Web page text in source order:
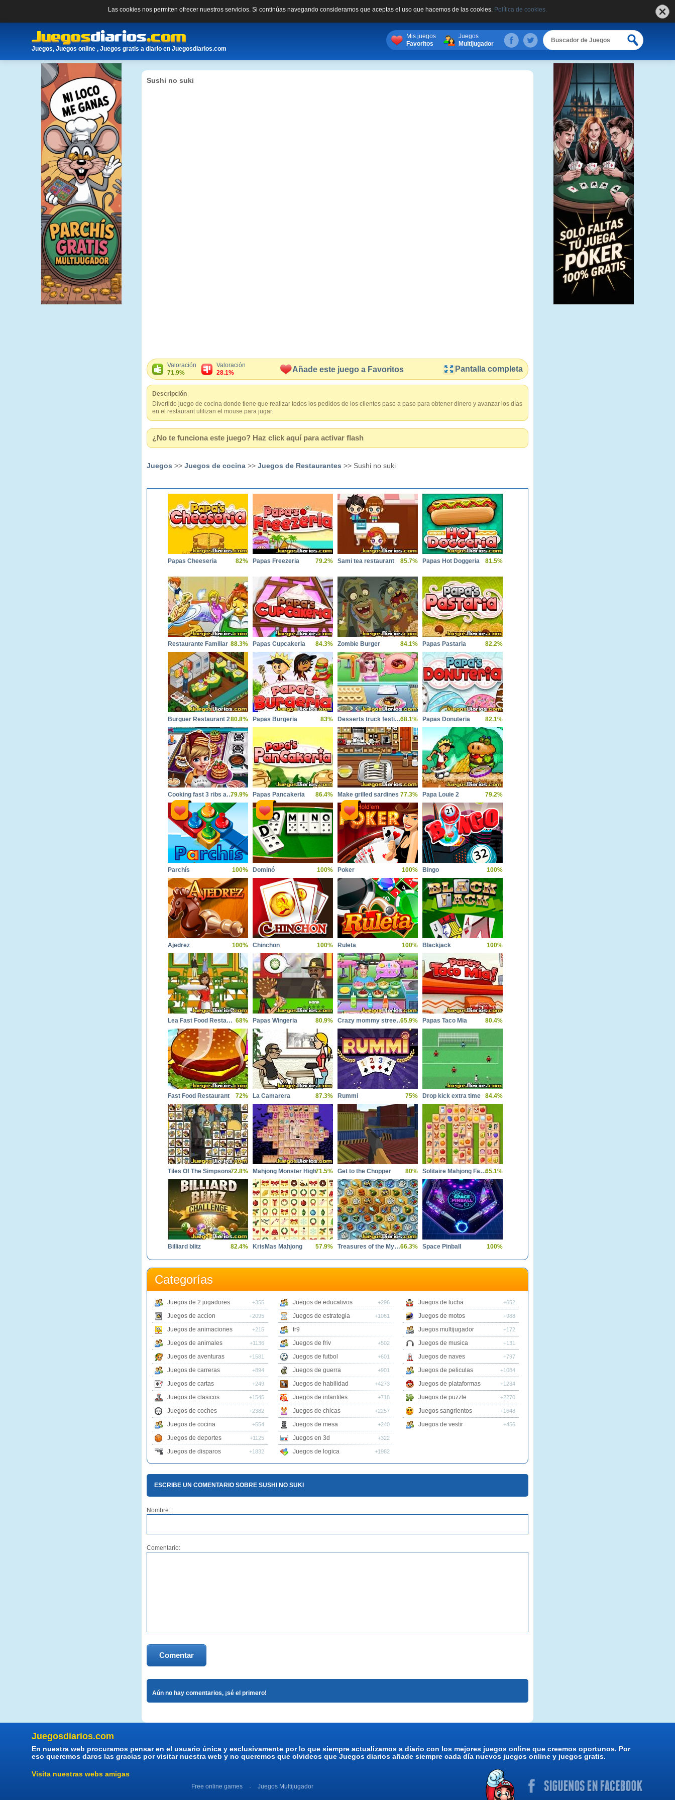
Las cookies nos permiten ofrecer nuestros servicios. Si continúas navegando consideramos que aceptas el uso que hacemos de las cookies. Política de cookies.
Juegos, Juegos online , Juegos gratis a diario en Juegosdiarios.com
Mis juegos
Favoritos
Juegos
Multijugador
Sushi no suki
Valoración
71.9%
Valoración
28.1%
Añade este juego a Favoritos Pantalla completa
Descripción
Divertido juego de cocina donde tiene que realizar todos los pedidos de los clientes paso a paso para obtener dinero y avanzar los días
en el restaurant utilizan el mouse para jugar.
¿No te funciona este juego? Haz click aquí para activar flash
Juegos >> Juegos de cocina >> Juegos de Restaurantes >> Sushi no suki
Papas Cheeseria 82% Papas Freezeria 79.2% Sami tea restaurant 85.7% Papas Hot Doggeria 81.5%
Restaurante Familiar 88.3% Papas Cupcakeria 84.3% Zombie Burger 84.1% Papas Pastaria 82.2%
Burguer Restaurant 280.8% Papas Burgeria 83% Desserts truck festival68.1% Papas Donuteria 82.1%
Cooking fast 3 ribs and pancakes79.9% Papas Pancakeria 86.4% Make grilled sardines 77.3% Papa Louie 2 79.2%
Parchís 100% Dominó 100% Poker 100% Bingo 100%
Ajedrez 100% Chinchon 100% Ruleta 100% Blackjack 100%
Lea Fast Food Restaurant 68% Papas Wingeria 80.9% Crazy mommy street food truck65.9% Papas Taco Mia 80.4%
Fast Food Restaurant 72% La Camarera 87.3% Rummi 75% Drop kick extra time 84.4%
Tiles Of The Simpsons72.8% Mahjong Monster High71.5% Get to the Chopper 80% Solitaire Mahjong Farm65.1%
Billiard blitz 82.4% KrisMas Mahjong 57.9% Treasures of the Mystic Sea66.3% Space Pinball 100%
Categorías
Juegos de 2 jugadores +355
Juegos de accion +2095
Juegos de animaciones +215
Juegos de animales +1136
Juegos de aventuras +1581
Juegos de carreras +894
Juegos de cartas +249
Juegos de clasicos +1545
Juegos de coches +2382
Juegos de cocina +554
Juegos de deportes +1125
Juegos de disparos +1832
Juegos de educativos +296
Juegos de estrategia +1061
fr9
Juegos de friv
+502
Juegos de futbol +601
Juegos de guerra +901
Juegos de habilidad +4273
Juegos de infantiles +718
Juegos de chicas +2257
Juegos de mesa +240
Juegos en 3d +322
Juegos de logica +1982
Juegos de lucha +652
Juegos de motos +988
Juegos multijugador +172
Juegos de musica +131
Juegos de naves +797
Juegos de peliculas +1084
Juegos de plataformas +1234
Juegos de puzzle +2270
Juegos sangrientos +1648
Juegos de vestir +456
ESCRIBE UN COMENTARIO SOBRE SUSHI NO SUKI
Nombre:
Comentario:
Comentar
Aún no hay comentarios, ¡sé el primero!
Juegosdiarios.com
En nuestra web procuramos pensar en el usuario única y esclusivamente por lo que siempre actualizamos a diario con los mejores juegos online que creemos oportunos. Por
eso queremos daros las gracias por visitar nuestra web y no queremos que olvideos que Juegos diarios añade siempre cada día nuevos juegos online y juegos gratis.
Visita nuestras webs amigas
Free online games Juegos Multijugador